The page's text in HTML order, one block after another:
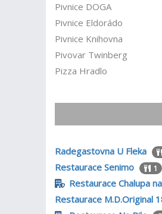
Pivnice DOGA
Pivnice Eldorádo
Pivnice Knihovna
Pivovar Twinberg
Pizza Hradlo
Radegastovna U Fleka
Restaurace Senimo 1
Restaurace Chalupa
Restaurace M.D.Original